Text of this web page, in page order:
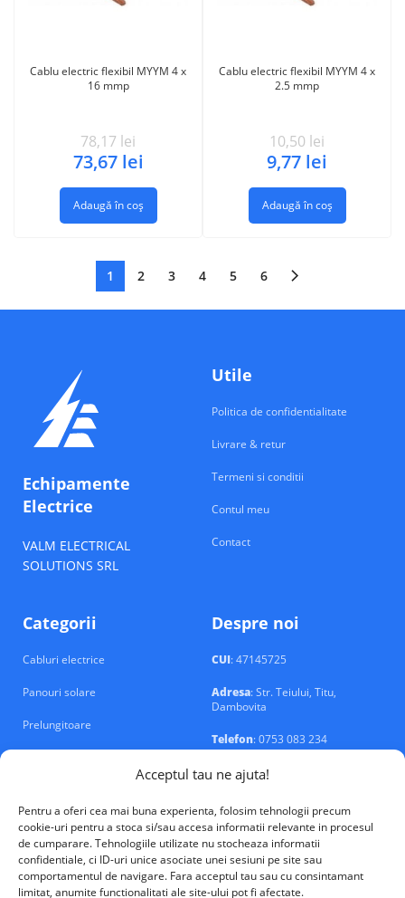
Acceptul tau ne ajuta!
Pentru a oferi cea mai buna experienta, folosim tehnologii precum
cookie-uri pentru a stoca si/sau accesa informatii relevante in procesul
de cumparare. Tehnologiile utilizate nu stocheaza informatii
confidentiale, ci ID-uri unice asociate unei sesiuni pe site sau
comportamentul de navigare. Fara acceptul tau sau cu consintamant
limitat, anumite functionalitati ale site-ului pot fi afectate.
Cablu electric flexibil MYYM 4 x
16 mmp
78,17 lei
73,67 lei
Adaugă în coș
Cablu electric flexibil MYYM 4 x
2.5 mmp
10,50 lei
9,77 lei
Adaugă în coș
1 2 3 4 5 6
Echipamente
Electrice
VALM ELECTRICAL
SOLUTIONS SRL
Utile
Politica de confidentialitate
Livrare & retur
Termeni si conditii
Contul meu
Contact
Categorii
Cabluri electrice
Panouri solare
Prelungitoare
Despre noi
CUI: 47145725
Adresa: Str. Teiului, Titu,
Dambovita
Telefon: 0753 083 234
Email: contact@echipamente-
electrice.ro